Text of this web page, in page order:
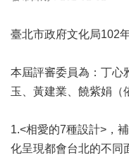
局
務
項
臺
北
臺北市政府文化局102
本屆評審委員為：丁心
玉、黃建業、饒紫娟（
1.<相愛的7種設計>，
化呈現都會台北的不同